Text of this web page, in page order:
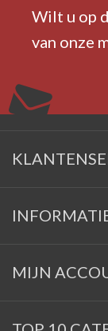
Wilt u op
van onze
MIJN